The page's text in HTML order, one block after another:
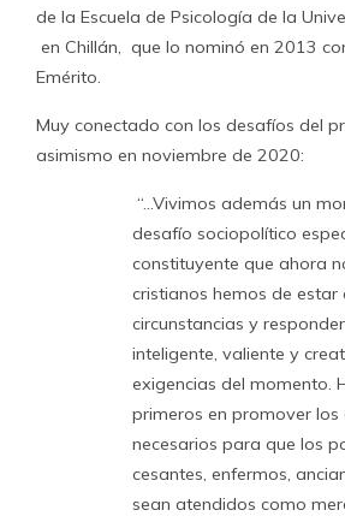
de la Escuela de Psicología de la
en Chillán, que lo nominó en 2013
Emérito.
Muy conectado con los desafíos del
asimismo en noviembre de 2020:
“…Vivimos además un
desafío sociopolítico
constituyente que ahora
cristianos hemos de estar
circunstancias y
inteligente, valiente y
exigencias del momento.
primeros en promover los
necesarios para que los
cesantes, enfermos,
sean atendidos como